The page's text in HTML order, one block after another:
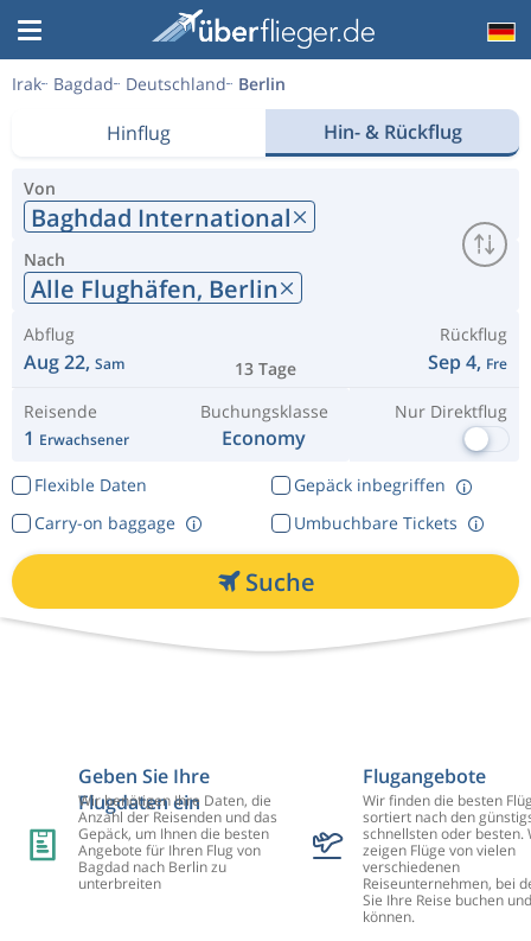
Irak Bagdad Deutschland Berlin
Hinflug Hin- & Rückflug
Von
Baghdad International
Nach
Alle Flughäfen, Berlin
Abflug
Aug 22, Sam 13 Tage
Rückflug
Sep 4, Fre
Reisende
1 Erwachsener
Buchungsklasse
Economy
Nur Direktflug
Flexible Daten
Gepäck inbegriffen
Umbuchbare Tickets
Carry-on baggage
Suche
Geben Sie Ihre
Flugdaten ein
Wir benötigen Ihre Daten, die
Anzahl der Reisenden und das
Gepäck, um Ihnen die besten
Angebote für Ihren Flug von
Bagdad nach Berlin zu
unterbreiten
Flugangebote
Wir finden die besten
sortiert nach den
schnellsten oder besten.
zeigen Flüge von vielen
verschiedenen
Reiseunternehmen, bei
Sie Ihre Reise buchen
können.